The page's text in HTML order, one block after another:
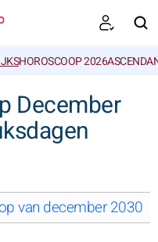
HOROSCOOP 2026
December
van december 2030